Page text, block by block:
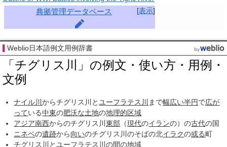
[表示]
典拠管理データベース
Weblio日本語例文用例辞書
「チグリス川」の例文・使い方・用例・
文例
ナイル川からチグリス川と ユーフラテス川 まで幅広い半円で広が
っている中東の肥沃な土地の地理的区域
アジア南西からのチグリス川東部 （現代のイランの）の古代の国
ニネベの遺跡から向いのチグリス川のそばの北イラクの或る町
チグリス川と ユーフラテス川の間の地域